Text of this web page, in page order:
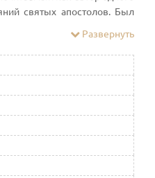
святых апостолов. Был
был знатоком права,
Павла в качестве юриста
Развернуть